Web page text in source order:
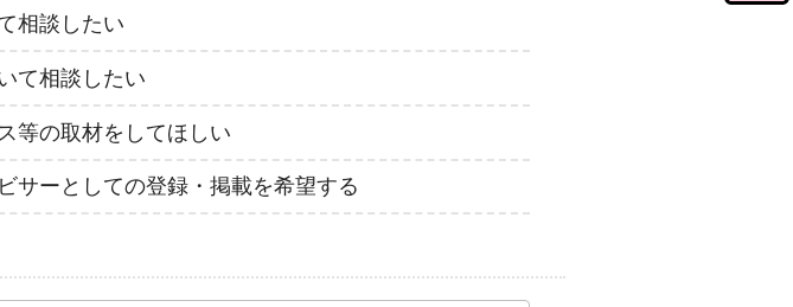
相談したい
て相談したい
等の取材をしてほしい
サーとしての登録・掲載を希望する